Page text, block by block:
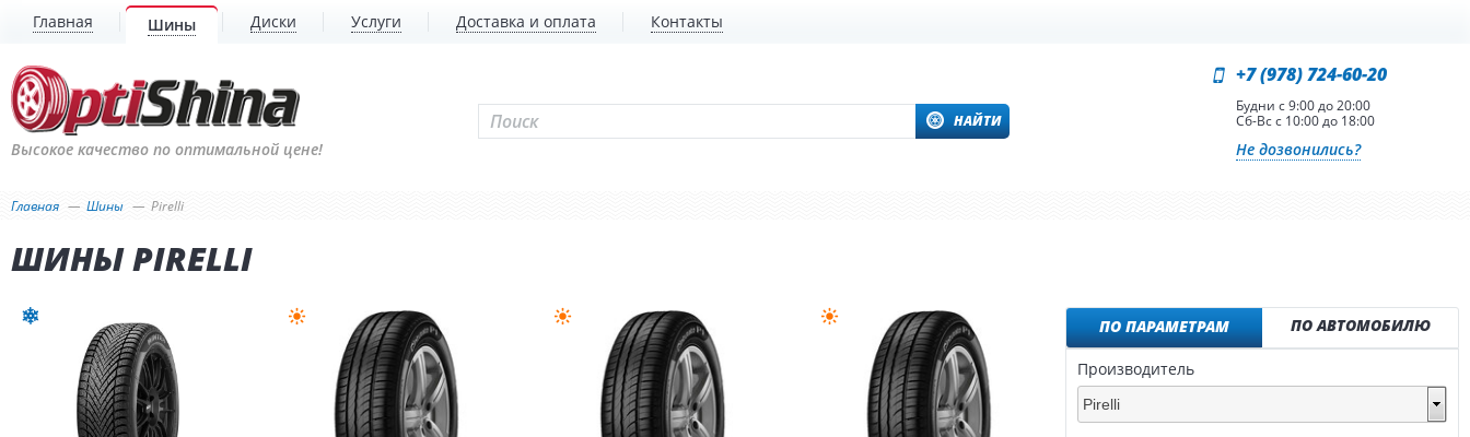
Главная Шины Диски Услуги Доставка и оплата Контакты
Высокое качество по оптимальной цене!
НАЙТИ
+7 (978) 724-60-20
Будни с 9:00 до 20:00
Сб-Вс с 10:00 до 18:00
Не дозвонились?
Главная Шины Pirelli
ШИНЫ PIRELLI
ПО ПАРАМЕТРАМ ПО АВТОМОБИЛЮ
Производитель
Pirelli